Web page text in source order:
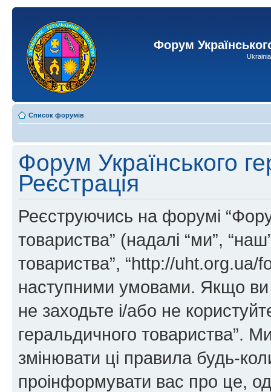
Форум
Список форумів
Форум Українського
Реєстрація
Реєструючись на форумі
товариства” (надалі “ми”,
товариства”, “http://uht.org.ua/
наступними умовами. Якщо ви
не заходьте і/або не
геральдичного товариства”.
змінювати ці правила будь-
проінформувати вас про це,